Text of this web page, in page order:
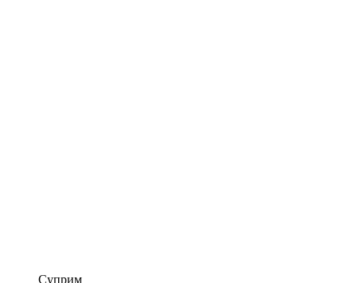
Суприм